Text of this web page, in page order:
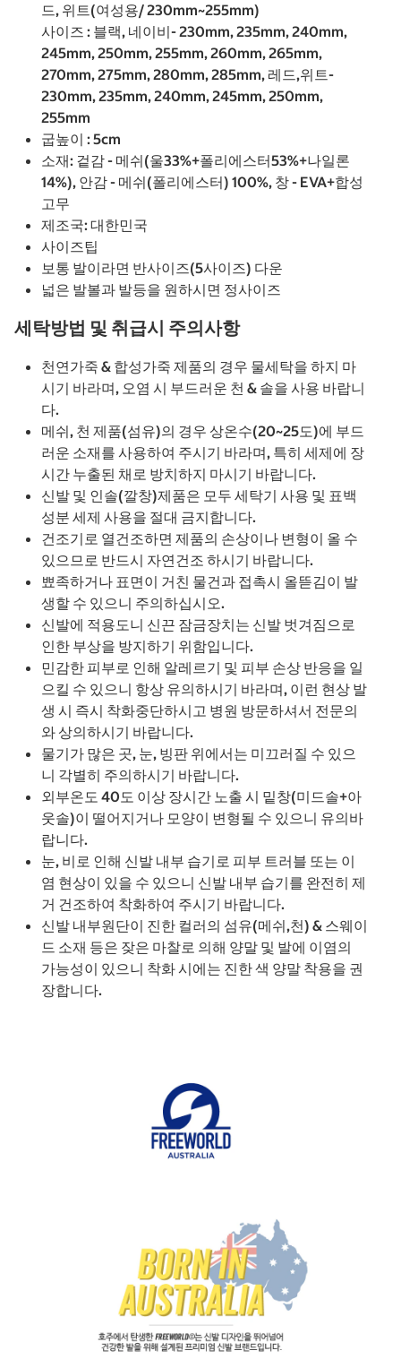
드, 위트(여성용/ 230mm~255mm)
사이즈 : 블랙, 네이비- 230mm, 235mm, 240mm,
245mm, 250mm, 255mm, 260mm, 265mm,
270mm, 275mm, 280mm, 285mm, 레드,위트-
230mm, 235mm, 240mm, 245mm, 250mm,
255mm
굽높이 : 5cm
소재: 겉감 - 메쉬(울33%+폴리에스터53%+나일론
14%), 안감 - 메쉬(폴리에스터) 100%, 창 - EVA+합성
고무
제조국: 대한민국
사이즈팁
보통 발이라면 반사이즈(5사이즈) 다운
넓은 발볼과 발등을 원하시면 정사이즈
세탁방법 및 취급시 주의사항
천연가죽 & 합성가죽 제품의 경우 물세탁을 하지 마
시기 바라며, 오염 시 부드러운 천 & 솔을 사용 바랍니
다.
메쉬, 천 제품(섬유)의 경우 상온수(20~25도)에 부드
러운 소재를 사용하여 주시기 바라며, 특히 세제에 장
시간 누출된 채로 방치하지 마시기 바랍니다.
신발 및 인솔(깔창)제품은 모두 세탁기 사용 및 표백
성분 세제 사용을 절대 금지합니다.
건조기로 열건조하면 제품의 손상이나 변형이 올 수
있으므로 반드시 자연건조 하시기 바랍니다.
뾰족하거나 표면이 거친 물건과 접촉시 올뜯김이 발
생할 수 있으니 주의하십시오.
신발에 적용도니 신끈 잠금장치는 신발 벗겨짐으로
인한 부상을 방지하기 위함입니다.
민감한 피부로 인해 알레르기 및 피부 손상 반응을 일
으킬 수 있으니 항상 유의하시기 바라며, 이런 현상 발
생 시 즉시 착화중단하시고 병원 방문하셔서 전문의
와 상의하시기 바랍니다.
물기가 많은 곳, 눈, 빙판 위에서는 미끄러질 수 있으
니 각별히 주의하시기 바랍니다.
외부온도 40도 이상 장시간 노출 시 밑창(미드솔+아
웃솔)이 떨어지거나 모양이 변형될 수 있으니 유의바
랍니다.
눈, 비로 인해 신발 내부 습기로 피부 트러블 또는 이
염 현상이 있을 수 있으니 신발 내부 습기를 완전히 제
거 건조하여 착화하여 주시기 바랍니다.
신발 내부원단이 진한 컬러의 섬유(메쉬,천) & 스웨이
드 소재 등은 잦은 마찰로 의해 양말 및 발에 이염의
가능성이 있으니 착화 시에는 진한 색 양말 착용을 권
장합니다.